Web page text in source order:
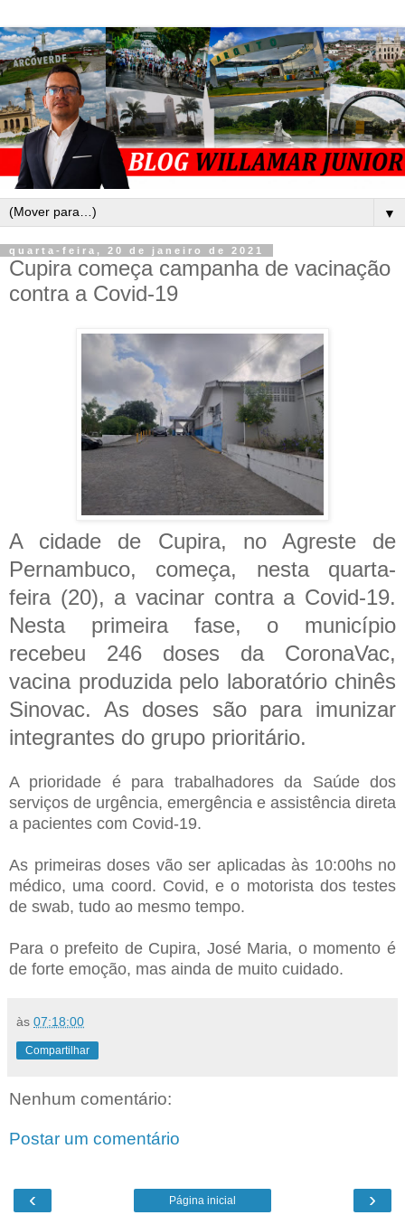
▼
quarta-feira, 20 de janeiro de 2021
Cupira começa campanha de vacinação
contra a Covid-19
A cidade de Cupira, no Agreste de
Pernambuco, começa, nesta quarta-
feira (20), a vacinar contra a Covid-19.
Nesta primeira fase, o município
recebeu 246 doses da CoronaVac,
vacina produzida pelo laboratório chinês
Sinovac. As doses são para imunizar
integrantes do grupo prioritário.
A prioridade é para trabalhadores da Saúde dos
serviços de urgência, emergência e assistência direta
a pacientes com Covid-19.
As primeiras doses vão ser aplicadas às 10:00hs no
médico, uma coord. Covid, e o motorista dos testes
de swab, tudo ao mesmo tempo.
Para o prefeito de Cupira, José Maria, o momento é
de forte emoção, mas ainda de muito cuidado.
às 07:18:00
Compartilhar
Nenhum comentário:
Postar um comentário
‹ ›
Página inicial